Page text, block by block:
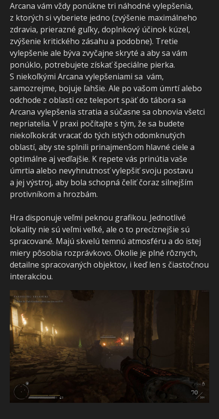
Arcana vám vždy ponúkne tri náhodné vylepšenia,
z ktorých si vyberiete jedno (zvýšenie maximálneho
zdravia, prierazné guľky, doplnkový účinok kúzel,
zvýšenie kritického zásahu a podobne). Tretie
vylepšenie ale býva zvyčajne skryté a aby sa vám
ponúklo, potrebujete získať špeciálne pierka.
S niekoľkými Arcana vylepšeniami sa vám,
samozrejme, bojuje ľahšie. Ale po vašom úmrtí alebo
odchode z oblasti cez teleport späť do tábora sa
Arcana vylepšenia stratia a súčasne sa obnovia všetci
nepriatelia. V praxi počítajte s tým, že sa budete
niekoľkokrát vracať do tých istých odomknutých
oblastí, aby ste splnili prinajmenšom hlavné ciele a
optimálne aj vedľajšie. K repete vás prinútia vaše
úmrtia alebo nevyhnutnosť vylepšiť svoju postavu
a jej výstroj, aby bola schopná čeliť čoraz silnejším
protivníkom a hrozbám.
Hra disponuje veľmi peknou grafikou. Jednotlivé
lokality nie sú veľmi veľké, ale o to precíznejšie sú
spracované. Majú skvelú temnú atmosféru a do istej
miery pôsobia rozprávkovo. Okolie je plné rôznych,
detailne spracovaných objektov, i keď len s čiastočnou
interakciou.